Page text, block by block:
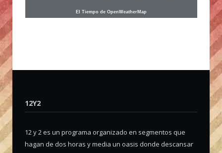
El Tiempo de OpenWeatherMap
12Y2
12 y 2 es un programa organizado en segmentos que
hagan de dos horas y media un oasis donde descansar